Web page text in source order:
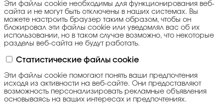
Эти файлы cookie необходимы для функционирования веб-
сайта и не могут быть отключены в наших системах. Вы
можете настроить браузер таким образом, чтобы он
блокировал эти файлы cookie или уведомлял вас об их
использовании, но в таком случае возможно, что некоторые
разделы веб-сайта не будут работать.
Статистические файлы cookie
Эти файлы cookie помогают понять ваши предпочтения
исходя из активности на веб-сайте. Они предоставляют
возможность персонализировать рекламные объявления
основываясь на ваших интересах и предпочтениях.